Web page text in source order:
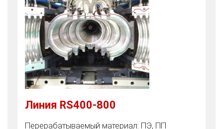
Линия RS400-800
Перерабатываемый материал: ПЭ, ПП